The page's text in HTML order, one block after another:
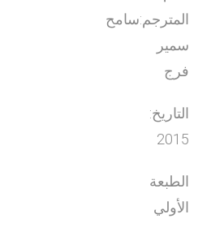
المترجم:سامح
سمير
فرج
التاريخ:
2015
الطبعة
الأولي